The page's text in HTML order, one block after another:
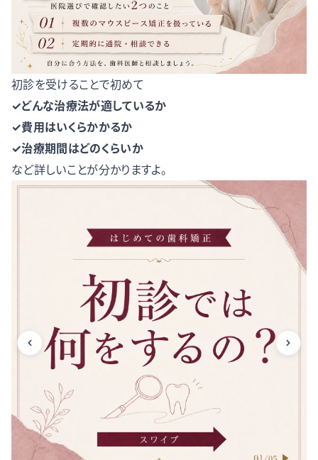
初診を受けることで初めて
✓どんな治療法が適しているか
✓費用はいくらかかるか
✓治療期間はどのくらいか
など詳しいことが分かりますよ。